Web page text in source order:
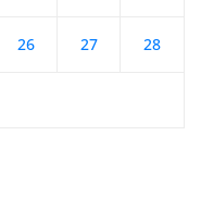
26 27 28